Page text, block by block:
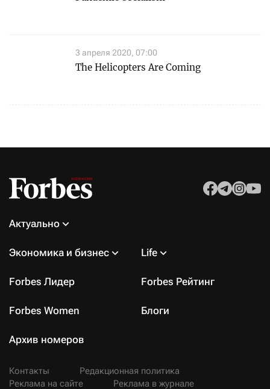
3 апреля 2020, 07:00
The Helicopters Are Coming
Актуально
Экономика и бизнес Life
Forbes Лидер Forbes Рейтинг
Forbes Women Блоги
Архив номеров
Контакты
Редакционная политика
Реклама на сайте
Реклама в журнале